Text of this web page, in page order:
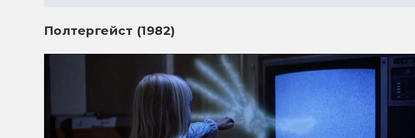
Полтергейст (1982)